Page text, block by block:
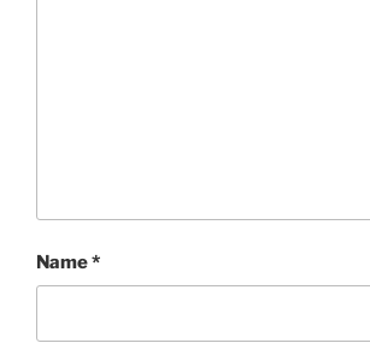
Name*